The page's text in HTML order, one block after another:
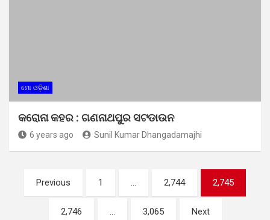
ମୋ ଓଡ଼ିଶା
କରୋନା କହର : ଗଣନାଥପୁର ସଟଡାଉନ
6 years ago Sunil Kumar Dhangadamajhi
Posts
pagination
Previous 1 … 2,744 2,745
2,746 … 3,065 Next